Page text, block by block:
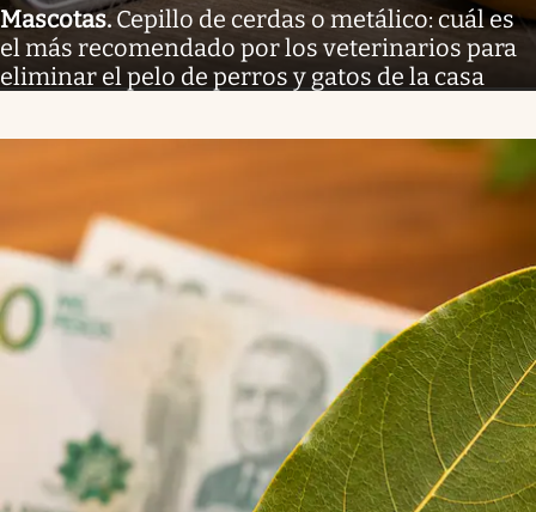
Mascotas. Cepillo de cerdas o metálico: cuál es
el más recomendado por los veterinarios para
eliminar el pelo de perros y gatos de la casa